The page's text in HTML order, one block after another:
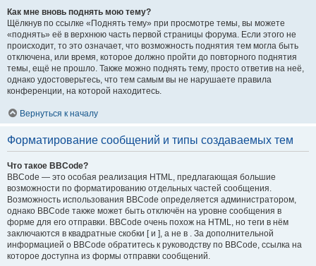
Как мне вновь поднять мою тему?
Щёлкнув по ссылке «Поднять тему» при просмотре темы, вы можете
«поднять» её в верхнюю часть первой страницы форума. Если этого не
происходит, то это означает, что возможность поднятия тем могла быть
отключена, или время, которое должно пройти до повторного поднятия
темы, ещё не прошло. Также можно поднять тему, просто ответив на неё,
однако удостоверьтесь, что тем самым вы не нарушаете правила
конференции, на которой находитесь.
Вернуться к началу
Форматирование сообщений и типы создаваемых тем
Что такое BBCode?
BBCode — это особая реализация HTML, предлагающая большие
возможности по форматированию отдельных частей сообщения.
Возможность использования BBCode определяется администратором,
однако BBCode также может быть отключён на уровне сообщения в
форме для его отправки. BBCode очень похож на HTML, но теги в нём
заключаются в квадратные скобки [ и ], а не в . За дополнительной
информацией о BBCode обратитесь к руководству по BBCode, ссылка на
которое доступна из формы отправки сообщений.